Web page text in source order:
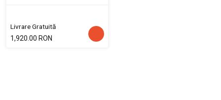
Livrare Gratuită
1,920.00 RON